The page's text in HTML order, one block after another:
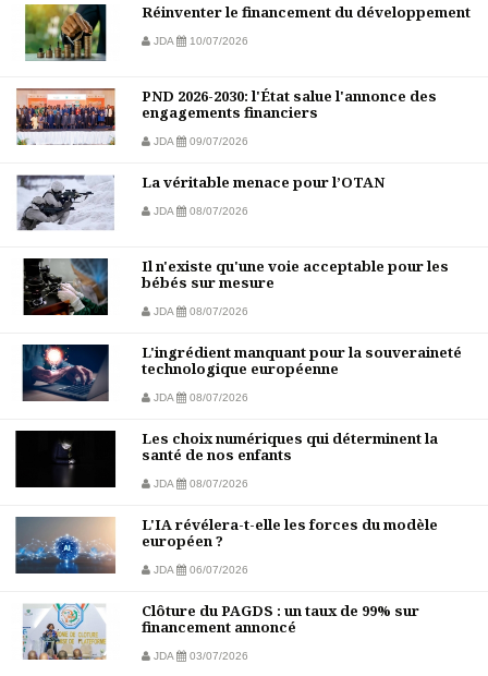
Réinventer le financement du développement
JDA 10/07/2026
PND 2026-2030: l'État salue l'annonce des
engagements financiers
JDA 09/07/2026
La véritable menace pour l’OTAN
JDA 08/07/2026
Il n'existe qu'une voie acceptable pour les
bébés sur mesure
JDA 08/07/2026
L'ingrédient manquant pour la souveraineté
technologique européenne
JDA 08/07/2026
Les choix numériques qui déterminent la
santé de nos enfants
JDA 08/07/2026
L'IA révélera-t-elle les forces du modèle
européen ?
JDA 06/07/2026
Clôture du PAGDS : un taux de 99% sur
financement annoncé
JDA 03/07/2026